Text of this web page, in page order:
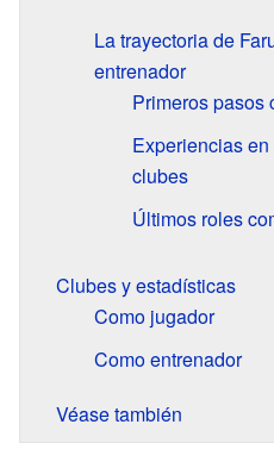
La trayectoria de
entrenador
Primeros pasos
Experiencias
clubes
Últimos roles
Clubes y estadísticas
Como jugador
Como entrenador
Véase también